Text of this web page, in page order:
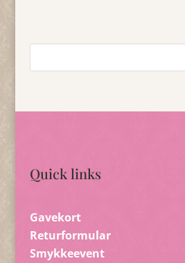
Quick links
Gavekort
Returformular
Smykkeevent